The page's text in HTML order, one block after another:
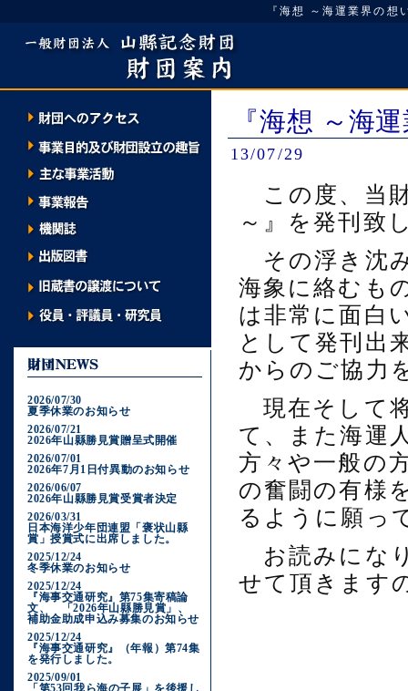
『海想 ～海運業界の
『海想 ～海
13/07/29
この度、当
～』を発刊致
その浮き沈
海象に絡むも
は非常に面白
として発刊出
からのご協力
現在そして
て、また海運
方々や一般の
の奮闘の有様
るように願っ
お読みにな
せて頂きます
2026/07/30
夏季休業のお知らせ
2026/07/21
2026年山縣勝見賞贈呈式開催
2026/07/01
2026年7月1日付異動のお知らせ
2026/06/07
2026年山縣勝見賞受賞者決定
2026/03/31
日本海洋少年団連盟「褒状山縣
賞」授賞式に出席しました。
2025/12/24
冬季休業のお知らせ
2025/12/24
『海事交通研究』第75集寄稿論
文、 「2026年山縣勝見賞」、
補助金助成申込み募集のお知らせ
2025/12/24
『海事交通研究』（年報）第74集
を発行しました。
2025/09/01
「第53回我ら海の子展」を後援し